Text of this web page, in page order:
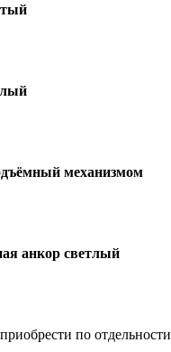
механизмом
анкор светлый
по отдельности